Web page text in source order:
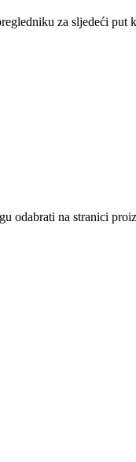
za sljedeći put
odabrati na stranici